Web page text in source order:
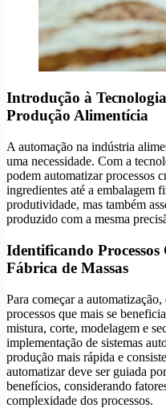
Introdução à
Produção Alimentícia
A automação na indústria
uma necessidade. Com a
podem automatizar processos
ingredientes até a embalagem
produtividade, mas também
produzido com a mesma
Identificando
Fábrica de Massas
Para começar a
processos que mais se
mistura, corte, modelagem e
implementação de sistemas
produção mais rápida e
automatizar deve ser guiada
benefícios, considerando
complexidade dos processos.